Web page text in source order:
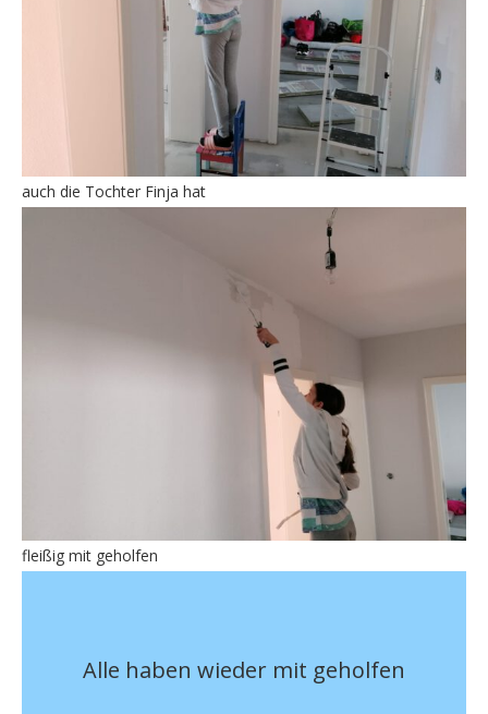
auch die Tochter Finja hat
fleißig mit geholfen
Alle haben wieder mit geholfen